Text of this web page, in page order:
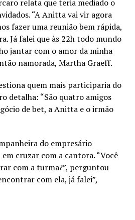
relata que teria mediado o
“A Anitta vai vir agora
fazer uma reunião bem rápida,
Já falei que às 22h todo mundo
jantar com o amor da minha
namorada, Martha Graeff.
quem mais participaria do
detalha: “São quatro amigos
de bet, a Anitta e o irmão
do empresário
cruzar com a cantora. “Você
com a turma?”, perguntou
com ela, já falei”,